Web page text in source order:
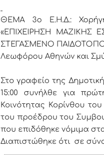
ΘΕΜΑ 3o Ε.Η.Δ.:
«ΕΠΙΧΕΙΡΗΣΗ ΜΑΖΙΚΗΣ
ΣΤΕΓΑΣΜΕΝΟ
Λεωφόρου Αθηνών και
Στο γραφείο της
15:00 συνήλθε για
Κοινότητας Κορίνθου
του προέδρου του
που επιδόθηκε νόμιμα
Διαπιστώθηκε ότι σε